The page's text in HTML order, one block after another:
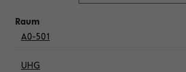
A0-501
UHG